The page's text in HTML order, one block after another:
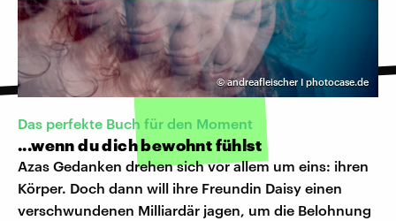
©andreafleischer I photocase.de
Das perfekte Buch für den Moment
...wenn du dich bewohnt fühlst
Azas Gedanken drehen sich vor allem um eins: ihren
Körper. Doch dann will ihre Freundin Daisy einen
verschwundenen Milliardär jagen, um die Belohnung